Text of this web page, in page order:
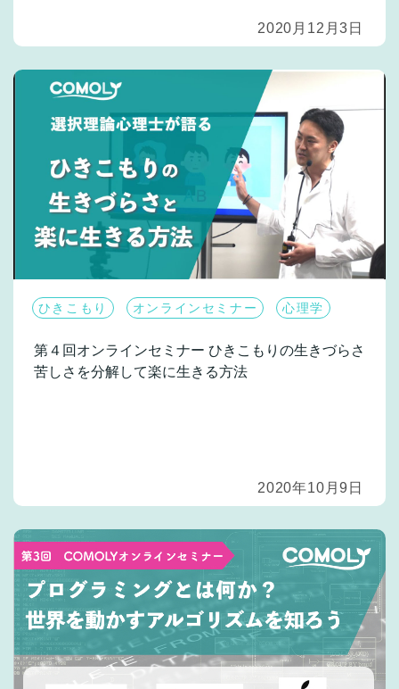
2020月12月3日
ひきこもり オンラインセミナー 心理学
第４回オンラインセミナー ひきこもりの生きづらさ
苦しさを分解して楽に生きる方法
2020年10月9日